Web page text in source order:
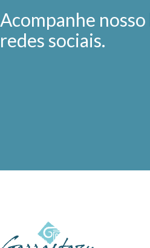
Acompanhe nosso
redes sociais.